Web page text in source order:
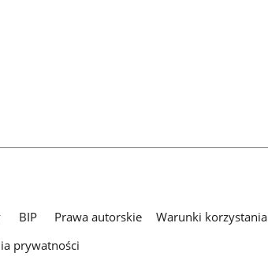
BIP Prawa autorskie Warunki korzystania
prywatności